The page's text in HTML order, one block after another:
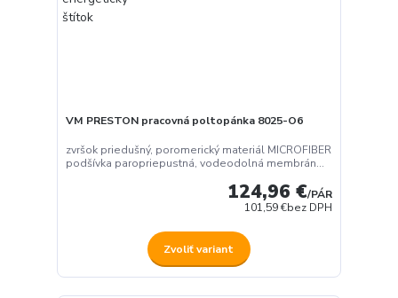
VM PRESTON pracovná poltopánka 8025-O6
zvršok priedušný, poromerický materiál MICROFIBER
podšívka paropriepustná, vodeodolná membrán...
124,96 €/PÁR
101,59 €bez DPH
Zvoliť variant